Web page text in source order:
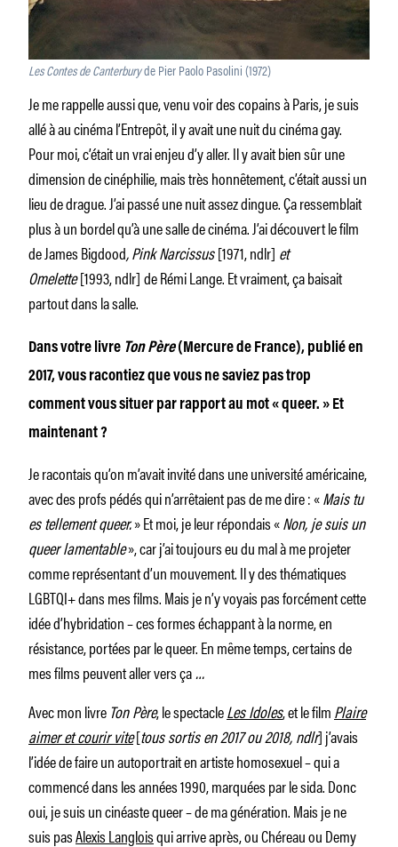
Les Contes de Canterburyde Pier Paolo Pasolini (1972)
Je me rappelle aussi que, venu voir des copains à Paris, je suis
allé à au cinéma l’Entrepôt, il y avait une nuit du cinéma gay.
Pour moi, c’était un vrai enjeu d’y aller. Il y avait bien sûr une
dimension de cinéphilie, mais très honnêtement, c’était aussi un
lieu de drague. J’ai passé une nuit assez dingue. Ça ressemblait
plus à un bordel qu’à une salle de cinéma. J’ai découvert le film
de James Bigdood,Pink Narcissus[1971, ndlr] et
Omelette[1993, ndlr]de Rémi Lange. Et vraiment, ça baisait
partout dans la salle.
Dans votre livre Ton Père(Mercure de France), publié en
2017, vous racontiez que vous ne saviez pas trop
comment vous situer par rapport au mot « queer. » Et
maintenant ?
Je racontais qu’on m’avait invité dans une université américaine,
avec des profs pédés qui n’arrêtaient pas de me dire : «Mais tu
es tellement queer.» Et moi, je leur répondais «Non, je suis un
queer lamentable», car j’ai toujours eu du mal à me projeter
comme représentant d’un mouvement. Il y des thématiques
LGBTQI+ dans mes films. Mais je n’y voyais pas forcément cette
idée d’hybridation – ces formes échappant à la norme, en
résistance, portées par le queer. En même temps, certains de
mes films peuvent aller vers ça…
Avec mon livre Ton Père, le spectacleLes Idoles, et le filmPlaire
aimer et courir vite[tous sortis en 2017 ou 2018, ndlr] j’avais
l’idée de faire un autoportrait en artiste homosexuel – qui a
commencé dans les années 1990, marquées par le sida. Donc
oui, je suis un cinéaste queer – de ma génération. Mais je ne
suis pasAlexis Langloisqui arrive après, ou Chéreau ou Demy